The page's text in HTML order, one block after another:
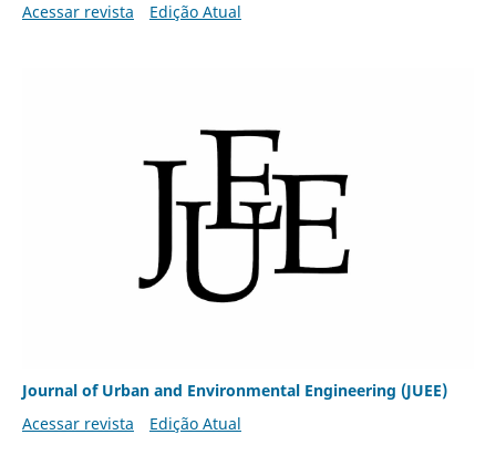
Acessar revista
Edição Atual
Journal of Urban and Environmental Engineering (JUEE)
Acessar revista
Edição Atual